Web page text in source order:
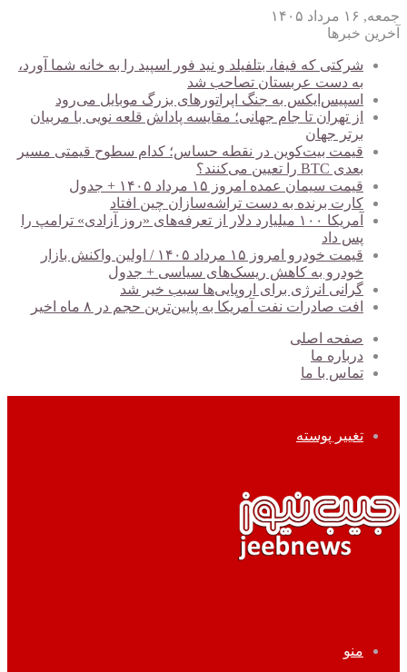
جمعه, ۱۶ مرداد ۱۴۰۵
آخرین خبرها
شرکتی که فیفا، بتلفیلد و نید فور اسپید را به خانه شما آورد،
به دست عربستان تصاحب شد
اسپیس‌ایکس به جنگ اپراتورهای بزرگ موبایل می‌رود
از تهران تا جام جهانی؛ مقایسه پاداش قلعه نویی با مربیان
برتر جهان
قیمت بیت‌کوین در نقطه حساس؛ کدام سطوح قیمتی مسیر
بعدی BTC را تعیین می‌کنند؟
قیمت سیمان عمده امروز ۱۵ مرداد ۱۴۰۵ + جدول
کارت برنده به دست تراشه‌سازان چین افتاد
آمریکا ۱۰۰ میلیارد دلار از تعرفه‌های «روز آزادی» ترامپ را
پس داد
قیمت خودرو امروز ۱۵ مرداد ۱۴۰۵ / اولین واکنش بازار
خودرو به کاهش ریسک‌های سیاسی + جدول
گرانی انرژی برای اروپایی‌ها سبب خیر شد
افت صادرات نفت آمریکا به پایین‌ترین حجم در ۸ ماه اخیر
صفحه اصلی
درباره ما
تماس با ما
تغییر پوسته
منو